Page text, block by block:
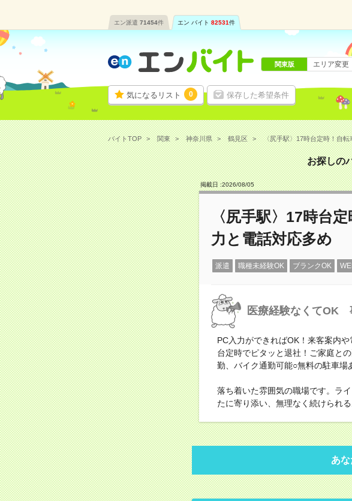
エン派遣 71454件 エン バイト 82531件
気になるリスト 0 保存した希望条件
関東版 エリア変更
バイトTOP 関東 神奈川県 鶴見区 〈尻手駅〉17時台定時！自
お探しの
掲載日 :2026/08/05
〈尻手駅〉17時台
力と電話対応多め
派遣 職種未経験OK ブランクOK
医療経験なくてOK
PC入力ができればOK！来客案内
台定時でピタッと退社！ご家庭と
勤、バイク通勤可能○無料の駐車場
落ち着いた雰囲気の職場です。ラ
たに寄り添い、無理なく続けられ
あ